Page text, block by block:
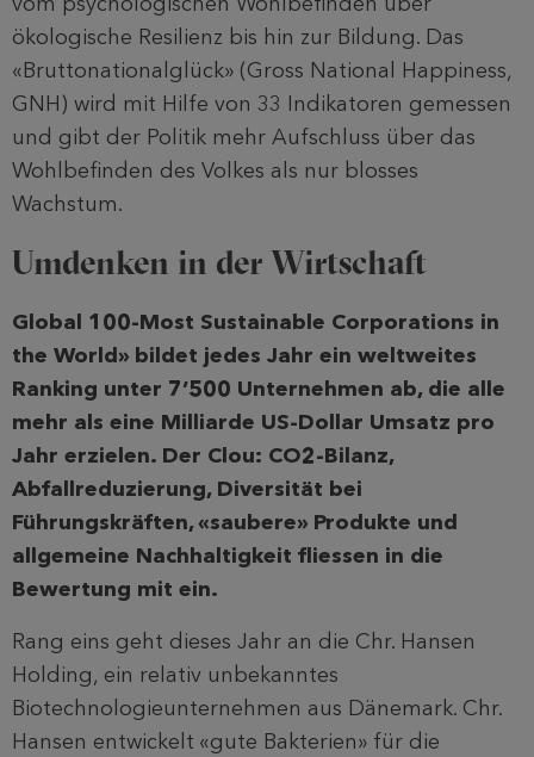
ökologische Resilienz bis hin zur Bildung. Das
«Bruttonationalglück» (Gross National Happiness,
GNH) wird mit Hilfe von 33 Indikatoren gemessen
und gibt der Politik mehr Aufschluss über das
Wohlbefinden des Volkes als nur blosses
Wachstum.
Umdenken in der Wirtschaft
Global 100-Most Sustainable Corporations in
the World» bildet jedes Jahr ein weltweites
Ranking unter 7’500 Unternehmen ab, die alle
mehr als eine Milliarde US-Dollar Umsatz pro
Jahr erzielen. Der Clou: CO2-Bilanz,
Abfallreduzierung, Diversität bei
Führungskräften, «saubere» Produkte und
allgemeine Nachhaltigkeit fliessen in die
Bewertung mit ein.
Rang eins geht dieses Jahr an die Chr. Hansen
Holding, ein relativ unbekanntes
Biotechnologieunternehmen aus Dänemark. Chr.
Hansen entwickelt «gute Bakterien» für die